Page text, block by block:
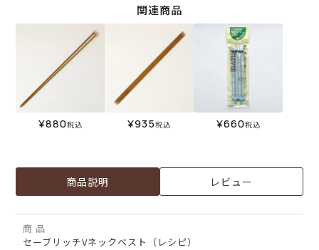
関連商品
¥880税込 ¥935税込 ¥660税込
商品説明 レビュー
商 品
セーブリッチVネックベスト（レシピ）